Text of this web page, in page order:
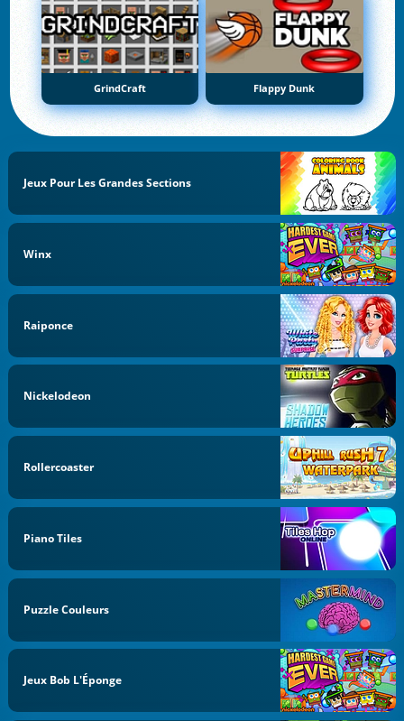
GrindCraft Flappy Dunk
Jeux Pour Les Grandes Sections
Winx
Raiponce
Nickelodeon
Rollercoaster
Piano Tiles
Puzzle Couleurs
Jeux Bob L'Éponge